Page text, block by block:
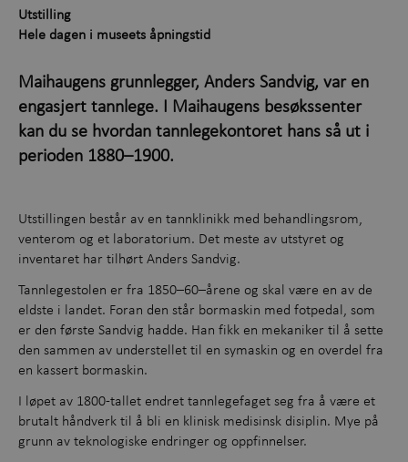
Opplevelser gjennom året
Kunnskap og læring +
Utforsk samlingene
Om Maihaugen
Utstilling
Hele dagen i museets åpningstid
Maihaugens grunnlegger, Anders Sandvig, var en
engasjert tannlege. I Maihaugens besøkssenter
kan du se hvordan tannlegekontoret hans så ut i
perioden 1880–1900.
Utstillingen består av en tannklinikk med behandlingsrom,
venterom og et laboratorium. Det meste av utstyret og
inventaret har tilhørt Anders Sandvig.
Tannlegestolen er fra 1850–60–årene og skal være en av de
eldste i landet. Foran den står bormaskin med fotpedal, som
er den første Sandvig hadde. Han fikk en mekaniker til å sette
den sammen av understellet til en symaskin og en overdel fra
en kassert bormaskin.
I løpet av 1800-tallet endret tannlegefaget seg fra å være et
brutalt håndverk til å bli en klinisk medisinsk disiplin. Mye på
grunn av teknologiske endringer og oppfinnelser.